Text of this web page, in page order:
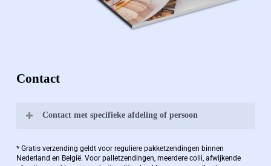
Contact
Contact met specifieke afdeling of persoon
Bernard Pauwels:
* Gratis verzending geldt voor reguliere pakketzendingen binnen
Nederland en België. Voor palletzendingen, meerdere colli, afwijkende